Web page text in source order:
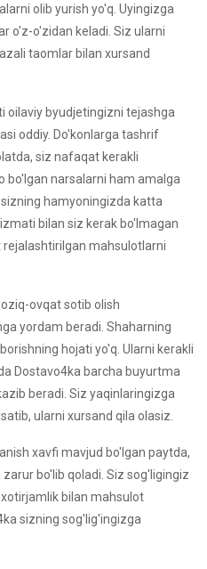
olib yurish yo'q. Uyingizga
o'z-o'zidan keladi. Siz ularni
taomlar bilan xursand
oilaviy byudjetingizni tejashga
oddiy. Do'konlarga tashrif
siz nafaqat kerakli
bo'lgan narsalarni ham amalga
hamyoningizda katta
bilan siz kerak bo'lmagan
mahsulotlarni
ovqat sotib olish
yordam beradi. Shaharning
hojati yo'q. Ularni kerakli
Dostavo4ka barcha buyurtma
beradi. Siz yaqinlaringizga
ularni xursand qila olasiz.
xavfi mavjud bo'lgan paytda,
bo'lib qoladi. Siz sog'ligingiz
bilan mahsulot
sizning sog'lig'ingizga